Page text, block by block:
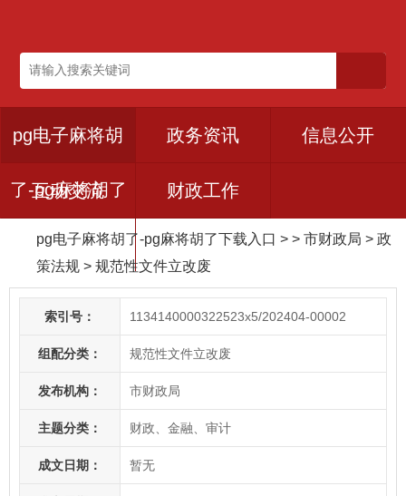
pg电子麻将胡
了-pg麻将胡了
下载入口
政务资讯 信息公开
互动交流 财政工作
pg电子麻将胡了-pg麻将胡了下载入口 > > 市财政局 > 政
策法规 > 规范性文件立改废
索引号： 1134140000322523x5/202404-00002
组配分类： 规范性文件立改废
发布机构： 市财政局
主题分类： 财政、金融、审计
成文日期： 暂无